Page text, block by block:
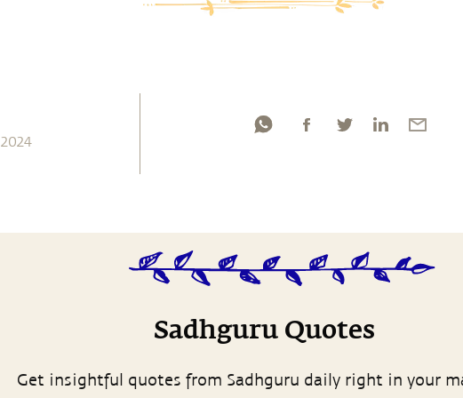
Sadhguru Quotes
Get insightful quotes from Sadhguru daily right in your